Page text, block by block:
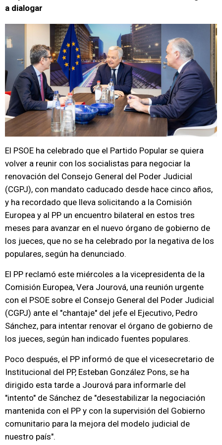
a dialogar
El PSOE ha celebrado que el Partido Popular se quiera
volver a reunir con los socialistas para negociar la
renovación del Consejo General del Poder Judicial
(CGPJ), con mandato caducado desde hace cinco años,
y ha recordado que lleva solicitando a la Comisión
Europea y al PP un encuentro bilateral en estos tres
meses para avanzar en el nuevo órgano de gobierno de
los jueces, que no se ha celebrado por la negativa de los
populares, según ha denunciado.
El PP reclamó este miércoles a la vicepresidenta de la
Comisión Europea, Vera Jourová, una reunión urgente
con el PSOE sobre el Consejo General del Poder Judicial
(CGPJ) ante el "chantaje" del jefe el Ejecutivo, Pedro
Sánchez, para intentar renovar el órgano de gobierno de
los jueces, según han indicado fuentes populares.
Poco después, el PP informó de que el vicesecretario de
Institucional del PP, Esteban González Pons, se ha
dirigido esta tarde a Jourová para informarle del
"intento" de Sánchez de "desestabilizar la negociación
mantenida con el PP y con la supervisión del Gobierno
comunitario para la mejora del modelo judicial de
nuestro país".